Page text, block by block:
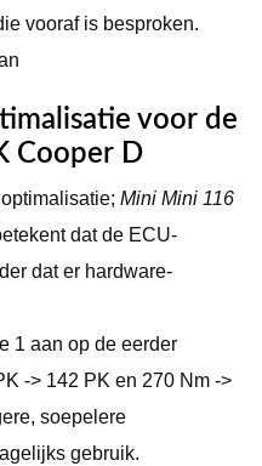
vooraf is besproken.
voor de
Cooper D
Mini Mini 116
dat de ECU-
dat er hardware-
1 aan op de eerder
-> 142 PK en 270 Nm ->
soepelere
gebruik.